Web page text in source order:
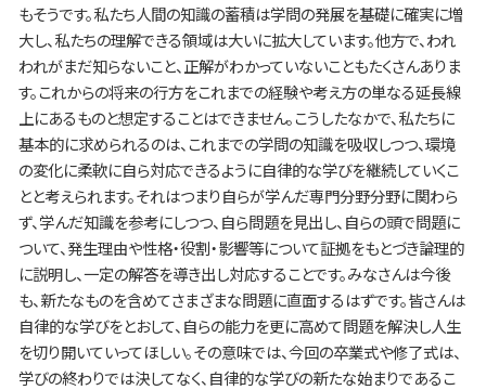
もそうです。私たち人間の知識の蓄積は学問の発展を基礎に確実に増
大し、私たちの理解できる領域は大いに拡大しています。他方で、われ
われがまだ知らないこと、正解がわかっていないこともたくさんありま
す。これからの将来の行方をこれまでの経験や考え方の単なる延長線
上にあるものと想定することはできません。こうしたなかで、私たちに
基本的に求められるのは、これまでの学問の知識を吸収しつつ、環境
の変化に柔軟に自ら対応できるように自律的な学びを継続していくこ
とと考えられます。それはつまり自らが学んだ専門分野分野に関わら
ず、学んだ知識を参考にしつつ、自ら問題を見出し、自らの頭で問題に
ついて、発生理由や性格・役割・影響等について証拠をもとづき論理的
に説明し、一定の解答を導き出し対応することです。みなさんは今後
も、新たなものを含めてさまざまな問題に直面するはずです。皆さんは
自律的な学びをとおして、自らの能力を更に高めて問題を解決し人生
を切り開いていってほしい。その意味では、今回の卒業式や修了式は、
学びの終わりでは決してなく、自律的な学びの新たな始まりであるこ